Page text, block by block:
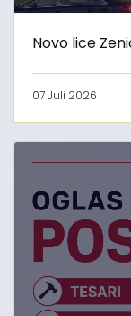
Novo lice
07 Juli 2026